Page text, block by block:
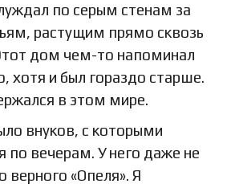
по серым стенам за
растущим прямо сквозь
дом чем-то напоминал
хотя и был гораздо старше.
в этом мире.
внуков, с которыми
по вечерам. У него даже не
верного «Опеля». Я